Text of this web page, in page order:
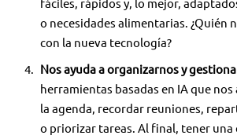
fáciles, rápidos y, lo mejor,
o necesidades alimentarias. ¿Quién
con la nueva tecnología?
Nos ayuda a organizarnos y
herramientas basadas en IA que
la agenda, recordar reuniones,
o priorizar tareas. Al final, tener una